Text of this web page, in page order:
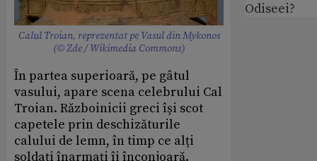
Calul Troian, reprezentat pe Vasul din Mykonos
(© Zde / Wikimedia Commons)
În partea superioară, pe gâtul
vasului, apare scena celebrului Cal
Troian. Războinicii greci își scot
capetele prin deschizăturile
calului de lemn, în timp ce alți
soldați înarmați îi înconjoară.
Odiseei?